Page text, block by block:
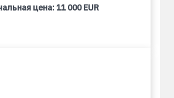
цена:11 000 EUR